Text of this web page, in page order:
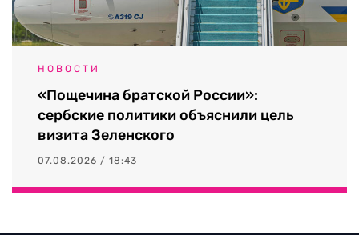
НОВОСТИ
«Пощечина братской России»:
сербские политики объяснили цель
визита Зеленского
07.08.2026 / 18:43